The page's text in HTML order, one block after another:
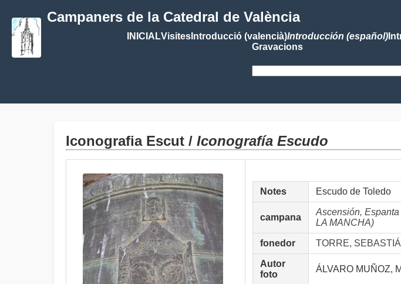
Campaners de la Catedral de València
INICIALVisitesIntroducció (valencià)Introducción (español)
Gravacions
Iconografia Escut / Iconografía Escudo
Notes Escudo de Toledo
campana
Ascensión,
LA MANCHA)
fonedor TORRE,
Autor
foto
ÁLVARO MUÑOZ,